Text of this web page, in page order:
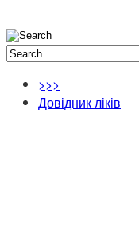
>>>
Довідник ліків